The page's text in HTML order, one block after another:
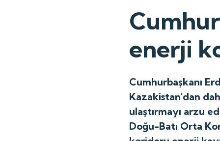
enerji
Cumhurbaşkanı
Kazakistan'dan
ulaştırmayı arzu
Doğu-Batı Orta